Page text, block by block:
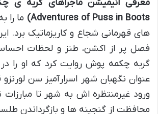
Adventures of Puss in Boots) ما را
های قهرمانی شجاع و کاریزماتیک برد.
فصل پر از اکشن، طنز و لحظات
گربه چکمه پوش روایت کرد که او را
عنوان نگهبان شهر اسرارآمیز سن لورنزو
ورود غیرمنتظره اش به شهر تا
محافظت از گنجینه ها و بازگرداندن